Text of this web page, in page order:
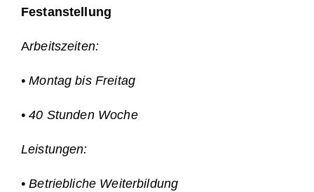
Festanstellung
Arbeitszeiten:
• Montag bis Freitag
• 40 Stunden Woche
Leistungen:
• Betriebliche Weiterbildung